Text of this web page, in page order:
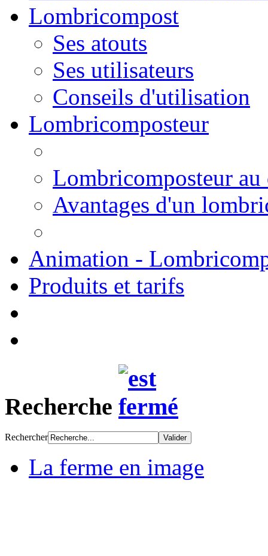
Lombricompost
Ses atouts
Ses utilisateurs
Conseils d'utilisation
Lombricomposteur
Lombricomposteur
Avantages d'un
Animation -
Produits et tarifs
Recherche
Rechercher
La ferme en image